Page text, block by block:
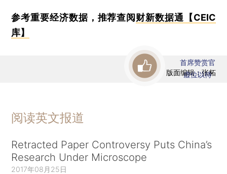
参考重要经济数据，推荐查阅 财新数据通【CEIC
库】
版面编辑：张柘
首席赞赏官
虚位以待
阅读英文报道
Retracted Paper Controversy Puts China’s
Research Under Microscope
2017年08月25日